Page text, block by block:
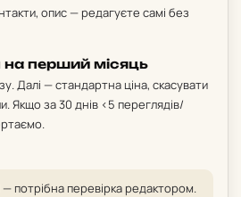
опис — редагуєте самі без
на перший місяць
Далі — стандартна ціна, скасувати
Якщо за 30 днів <5 переглядів/
потрібна перевірка редактором.